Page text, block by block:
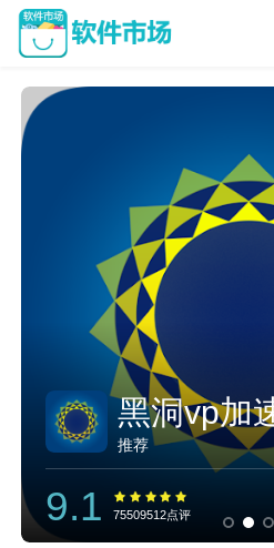
黑洞vp加
推荐
9.1 75509512点评